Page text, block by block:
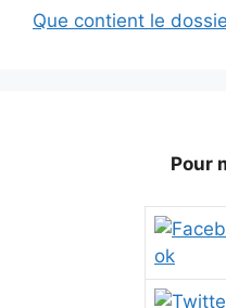
Que contient le
Pour